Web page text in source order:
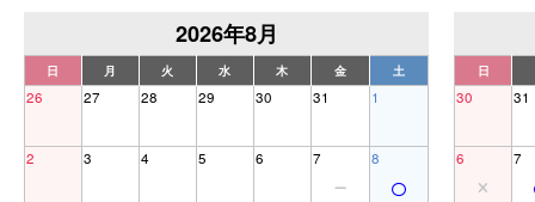
2026年8月
日 月 火 水 木 金 土
26 27 28 29 30 31 1
2 3 4 5 6 7 8
日
30 31
6 7